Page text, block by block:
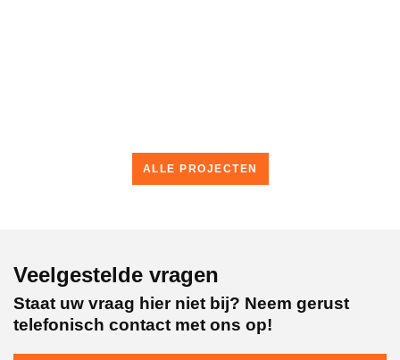
ALLE PROJECTEN
Veelgestelde vragen
Staat uw vraag hier niet bij? Neem gerust
telefonisch contact met ons op!